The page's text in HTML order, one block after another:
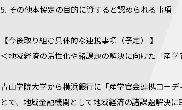
5. その他本協定の目的に資すると認められる事項
【今後取り組む具体的な連携事項（予定） 】
＜地域経済の活性化や諸課題の解決に向けた「産
青山学院大学から横浜銀行に「産学官金連携コー
とで、地域金融機関として地域経済の諸課題解決